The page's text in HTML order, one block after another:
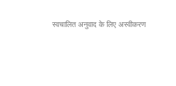
स्वचालित अनुवाद के लिए अस्वीकरण